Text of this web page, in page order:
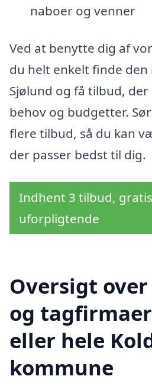
naboer og venner
Ved at benytte dig af
du helt enkelt finde
Sjølund og få tilbud,
behov og budgetter.
flere tilbud, så du kan
der passer bedst til dig.
Indhent 3 tilbud,
uforpligtende
Oversigt
og
eller hele
kommune